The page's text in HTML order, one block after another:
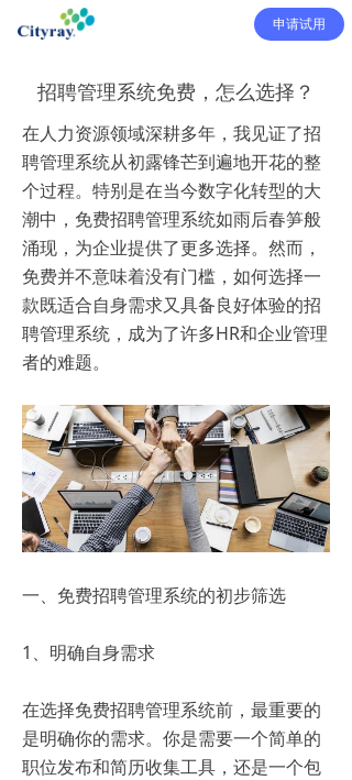
申请试用
招聘管理系统免费，怎么选择？
在人力资源领域深耕多年，我见证了招
聘管理系统从初露锋芒到遍地开花的整
个过程。特别是在当今数字化转型的大
潮中，免费招聘管理系统如雨后春笋般
涌现，为企业提供了更多选择。然而，
免费并不意味着没有门槛，如何选择一
款既适合自身需求又具备良好体验的招
聘管理系统，成为了许多HR和企业管理
者的难题。
一、免费招聘管理系统的初步筛选
1、明确自身需求
在选择免费招聘管理系统前，最重要的
是明确你的需求。你是需要一个简单的
职位发布和简历收集工具，还是一个包